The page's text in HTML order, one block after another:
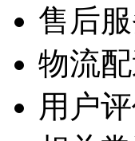
售后
物流
用户